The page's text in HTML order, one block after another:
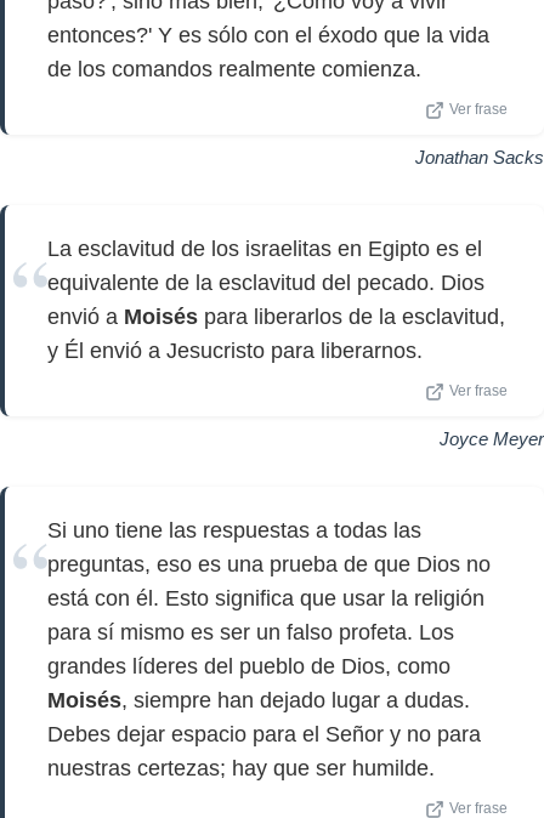
entonces?' Y es sólo con el éxodo que la vida
de los comandos realmente comienza.
Ver frase
Jonathan Sacks
La esclavitud de los israelitas en Egipto es el
equivalente de la esclavitud del pecado. Dios
envió a Moisés para liberarlos de la esclavitud,
y Él envió a Jesucristo para liberarnos.
Ver frase
Joyce Meyer
Si uno tiene las respuestas a todas las
preguntas, eso es una prueba de que Dios no
está con él. Esto significa que usar la religión
para sí mismo es ser un falso profeta. Los
grandes líderes del pueblo de Dios, como
Moisés, siempre han dejado lugar a dudas.
Debes dejar espacio para el Señor y no para
nuestras certezas; hay que ser humilde.
Ver frase